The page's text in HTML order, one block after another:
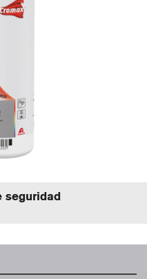
seguridad